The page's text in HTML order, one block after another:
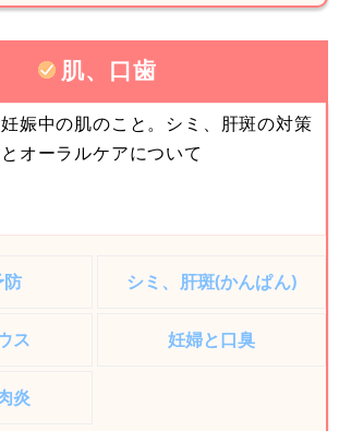
肌、口歯
妊娠中の肌のこと。シミ、肝斑の対策
とオーラルケアについて
防 シミ、肝斑(かんぱん)
ス 妊婦と口臭
炎